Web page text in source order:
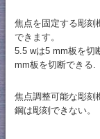
焦点を固定する彫刻
できます。
5.5 wは5 mm板を切
mm板を切断できる.
焦点調整可能な彫刻
鋼は彫刻できない。